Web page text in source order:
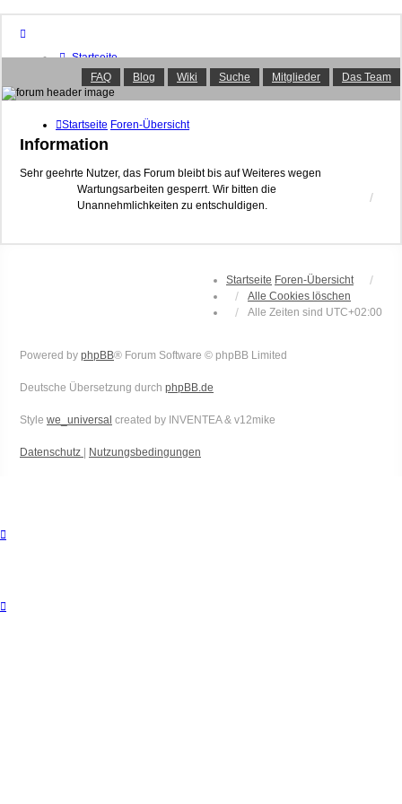
Startseite
Foren-Übersicht
FAQ
Suche
Aktive Themen
Das Team
Anmelden
FAQ Blog Wiki Suche Mitglieder Das Team
Startseite Foren-Übersicht
Information
Sehr geehrte Nutzer, das Forum bleibt bis auf Weiteres wegen
Wartungsarbeiten gesperrt. Wir bitten die
Unannehmlichkeiten zu entschuldigen.
Startseite Foren-Übersicht
Alle Cookies löschen
Alle Zeiten sind UTC+02:00
Powered by phpBB® Forum Software © phpBB Limited
Deutsche Übersetzung durch phpBB.de
Style we_universal created by INVENTEA & v12mike
Datenschutz Nutzungsbedingungen